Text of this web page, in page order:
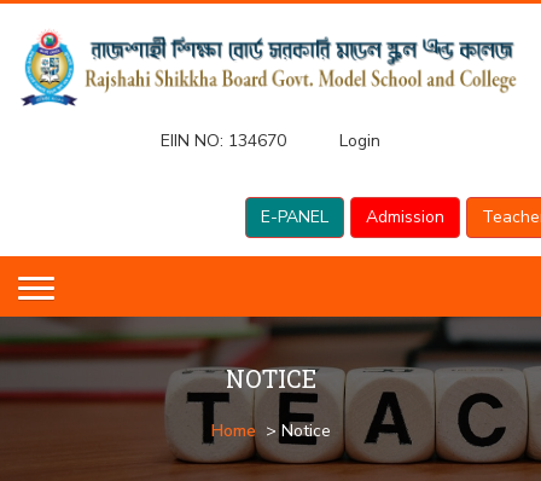
EIIN NO: 134670 Login
E-PANEL Admission
NOTICE
Home > Notice